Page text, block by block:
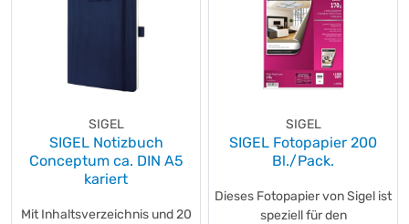
SIGEL
SIGEL Notizbuch
Conceptum ca. DIN A5
kariert
Mit Inhaltsverzeichnis und 20
SIGEL
SIGEL Fotopapier 200
Bl./Pack.
Dieses Fotopapier von Sigel ist
speziell für den